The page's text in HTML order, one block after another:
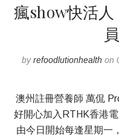
瘋show快活
byrefoodlutionhealth on
澳州註冊營養師 萬侃
好開心加入RTHK香港
由今日開始每逢星期一